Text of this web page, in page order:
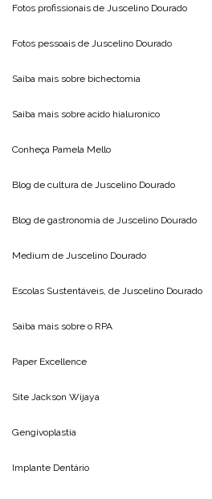
Fotos profissionais de Juscelino Dourado
Fotos pessoais de Juscelino Dourado
Saiba mais sobre bichectomia
Saiba mais sobre acido hialuronico
Conheça Pamela Mello
Blog de cultura de Juscelino Dourado
Blog de gastronomia de Juscelino Dourado
Medium de Juscelino Dourado
Escolas Sustentáveis, de Juscelino Dourado
Saiba mais sobre o RPA
Paper Excellence
Site Jackson Wijaya
Gengivoplastia
Implante Dentário